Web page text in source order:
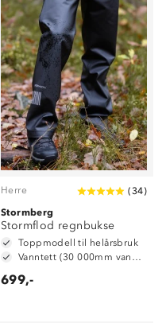
Herre (34)
Stormberg
Stormflod regnbukse
Toppmodell til helårsbruk
Vanntett (30 000mm vannsøyle)
699,-